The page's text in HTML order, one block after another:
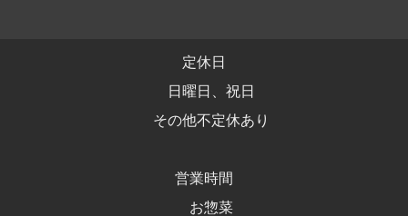
定休日
日曜日、祝日
その他不定休あり
営業時間
お惣菜